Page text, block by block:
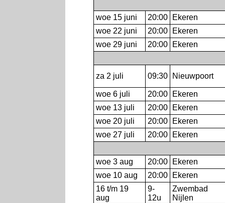
woe 15 juni 20:00
Ekeren
woe 22 juni
20:00
Ekeren
woe 29 juni
20:00 Ekeren
za 2 juli 09:30 Nieuwpoort
woe 6 juli 20:00
Ekeren
woe 13 juli
20:00
Ekeren
woe 20 juli
20:00
Ekeren
woe 27 juli
20:00 Ekeren
woe 3 aug 20:00
Ekeren
woe 10 aug
20:00
Ekeren
16 t/m 19
aug
9-
12u
Zwembad
Nijlen